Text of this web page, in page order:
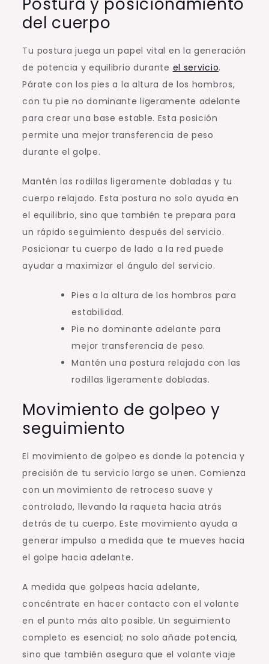
del cuerpo
Tu postura juega un papel vital en la generación
de potencia y equilibrio durante el servicio.
Párate con los pies a la altura de los hombros,
con tu pie no dominante ligeramente adelante
para crear una base estable. Esta posición
permite una mejor transferencia de peso
durante el golpe.
Mantén las rodillas ligeramente dobladas y tu
cuerpo relajado. Esta postura no solo ayuda en
el equilibrio, sino que también te prepara para
un rápido seguimiento después del servicio.
Posicionar tu cuerpo de lado a la red puede
ayudar a maximizar el ángulo del servicio.
Pies a la altura de los hombros para
estabilidad.
Pie no dominante adelante para
mejor transferencia de peso.
Mantén una postura relajada con las
rodillas ligeramente dobladas.
Movimiento de golpeo y
seguimiento
El movimiento de golpeo es donde la potencia y
precisión de tu servicio largo se unen. Comienza
con un movimiento de retroceso suave y
controlado, llevando la raqueta hacia atrás
detrás de tu cuerpo. Este movimiento ayuda a
generar impulso a medida que te mueves hacia
el golpe hacia adelante.
A medida que golpeas hacia adelante,
concéntrate en hacer contacto con el volante
en el punto más alto posible. Un seguimiento
completo es esencial; no solo añade potencia,
sino que también asegura que el volante viaje